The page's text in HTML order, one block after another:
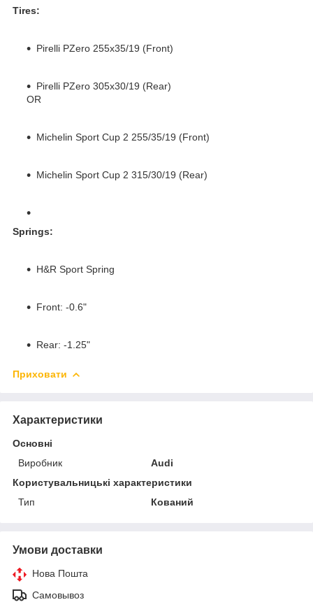
Tires:
Pirelli PZero 255x35/19 (Front)
Pirelli PZero 305x30/19 (Rear)
OR
Michelin Sport Cup 2 255/35/19 (Front)
Michelin Sport Cup 2 315/30/19 (Rear)
Springs:
H&R Sport Spring
Front: -0.6"
Rear: -1.25"
Приховати
Характеристики
Основні
Виробник
Audi
Користувальницькі характеристики
Тип
Кований
Умови доставки
Нова Пошта
Самовывоз